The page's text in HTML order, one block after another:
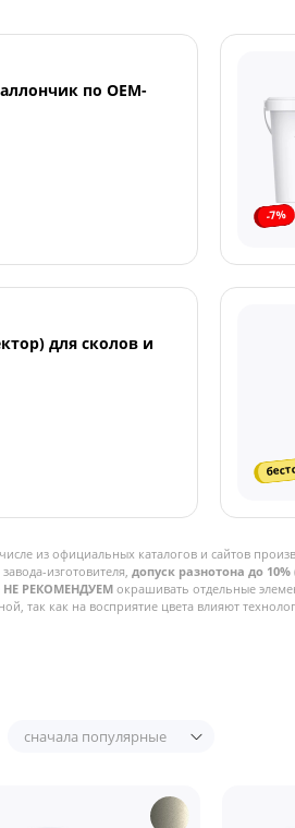
по OEM-
-7%
для сколов и
из официальных каталогов и сайтов
изготовителя, допуск разнотона до 10%
НЕ РЕКОМЕНДУЕМ окрашивать отдельные
так как на восприятие цвета влияют
сначала популярные